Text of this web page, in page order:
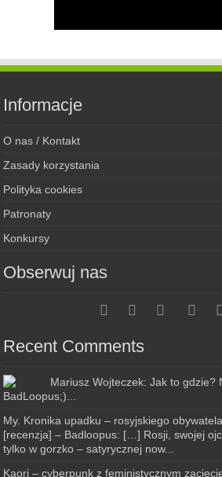
Informacje
O nas / Kontakt
Zasady korzystania
Polityka cookies
Patronaty
Konkursy
Obserwuj nas
Recent Comments
Mariusz Wojteczek: Jak to gdzie?
BadLoopus;)...
My. Kronika upadku – rosyjskiego
[recenzja] – Badloopus: […] Rosji, swojej
tylko w gorzko – satyrycznej now...
Kaori – cyberpunk z feministycznym